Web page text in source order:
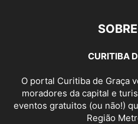
CURITIBA
O portal Curitiba de Graça
moradores da capital e
eventos gratuitos (ou não!)
Região